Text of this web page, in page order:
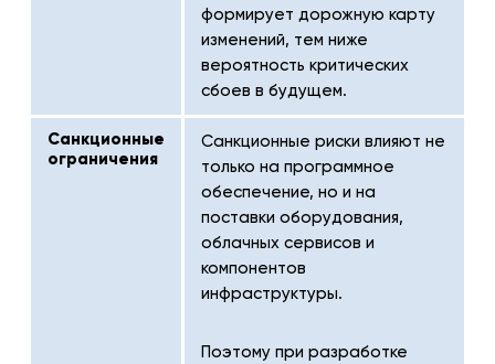
формирует дорожную карту
изменений, тем ниже
вероятность критических
сбоев в будущем.
Санкционные
ограничения
Санкционные риски влияют не
только на программное
обеспечение, но и на
поставки оборудования,
облачных сервисов и
компонентов
инфраструктуры.
Поэтому при разработке